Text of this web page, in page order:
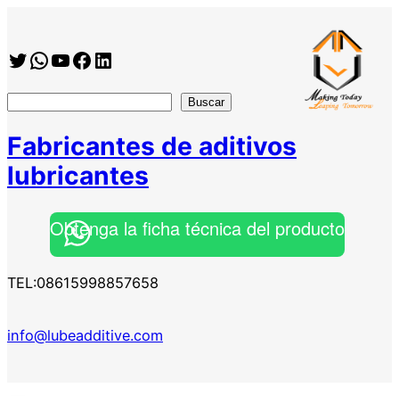
contenido
Twitter
WhatsApp
YouTube
Facebook
https://www.linkedin.com/company/shanghai-minglan-chemical-co–ltd
Buscar
Fabricantes de aditivos
lubricantes
Obtenga la ficha técnica del producto
TEL:08615998857658
info@lubeadditive.com